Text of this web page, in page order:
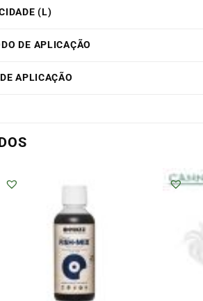
(L)
DE APLICAÇÃO
APLICAÇÃO